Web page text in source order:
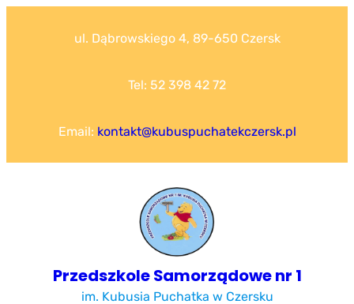
ul. Dąbrowskiego 4, 89-650 Czersk
Tel: 52 398 42 72
Email: kontakt@kubuspuchatekczersk.pl
Przedszkole Samorządowe nr 1
im. Kubusia Puchatka w Czersku